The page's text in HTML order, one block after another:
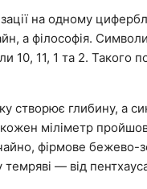
на одному
а філософія.
10, 11, 1 та 2. Такого
створює глибину, а
міліметр
фірмове бежево-
— від